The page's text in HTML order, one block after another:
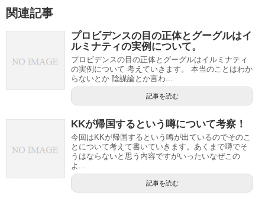
関連記事
プロビデンスの目の正体とグーグルはイ
ルミナティの実例について。
プロビデンスの目の正体とグーグルはイルミナティ
の実例について 考えていきます。 本当のことはわか
らないとか 陰謀論とか言わ...
記事を読む
KKが帰国するという噂について考察！
今回はKKが帰国するという噂が出ているのでそのこ
とについて考えて書いていきます。あくまで噂でそ
うはならないと思う内容ですがいったいなぜこの
よ...
記事を読む